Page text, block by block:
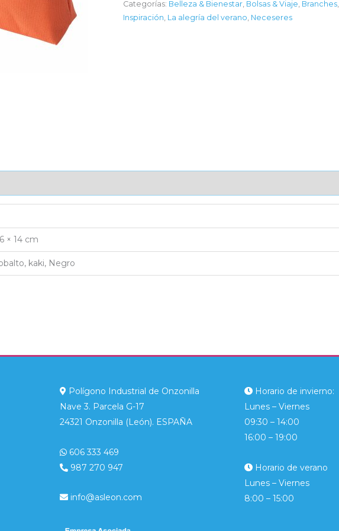
Categorías: Belleza & Bienestar, Bolsas & Viaje, Branches,
Inspiración, La alegría del verano, Neceseres
× 14 cm
kaki, Negro
Polígono Industrial de Onzonilla
Nave 3. Parcela G-17
24321 Onzonilla (León). ESPAÑA
606 333 469
987 270 947
info@asleon.com
Horario de invierno:
Lunes – Viernes
09:30 – 14:00
16:00 – 19:00
Horario de verano
Lunes – Viernes
8:00 – 15:00